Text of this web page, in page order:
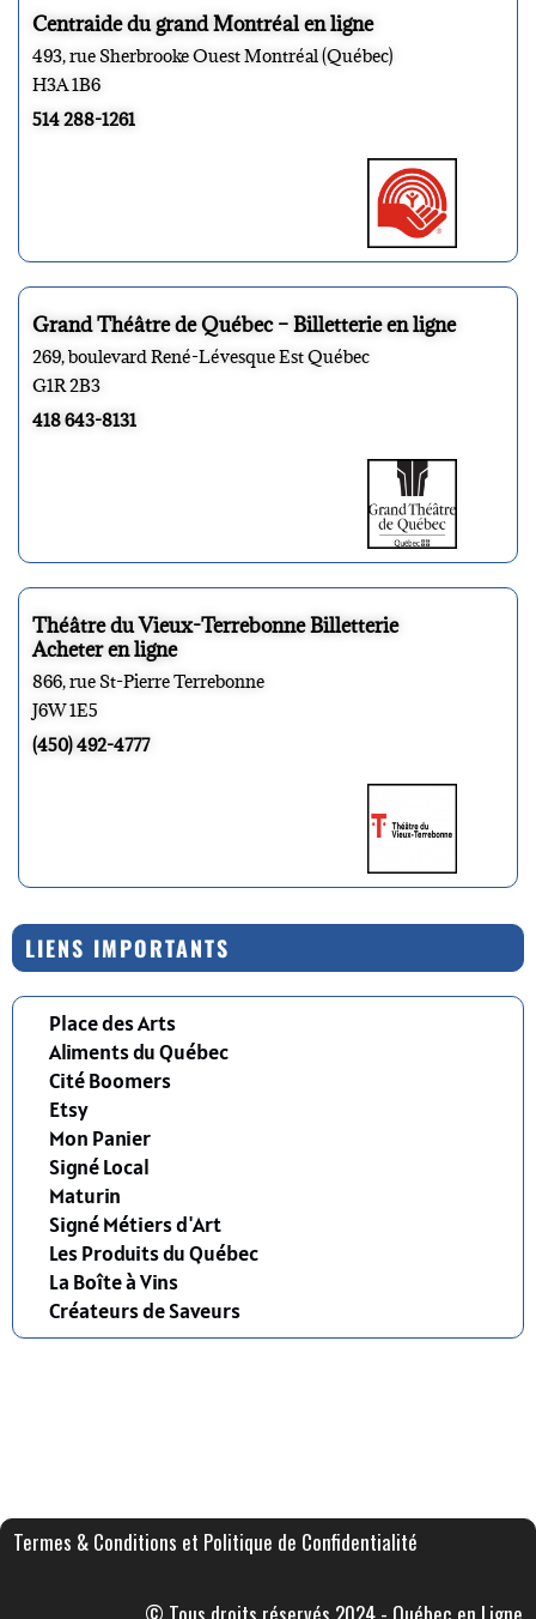
Centraide du grand Montréal en ligne
493, rue Sherbrooke Ouest Montréal (Québec)
H3A 1B6
514 288-1261
Grand Théâtre de Québec – Billetterie en ligne
269, boulevard René-Lévesque Est Québec
G1R 2B3
418 643-8131
Théâtre du Vieux-Terrebonne Billetterie
Acheter en ligne
866, rue St-Pierre Terrebonne
J6W 1E5
(450) 492-4777
LIENS IMPORTANTS
Place des Arts
Aliments du Québec
Cité Boomers
Etsy
Mon Panier
Signé Local
Maturin
Signé Métiers d'Art
Les Produits du Québec
La Boîte à Vins
Créateurs de Saveurs
Termes & Conditions et Politique de Confidentialité